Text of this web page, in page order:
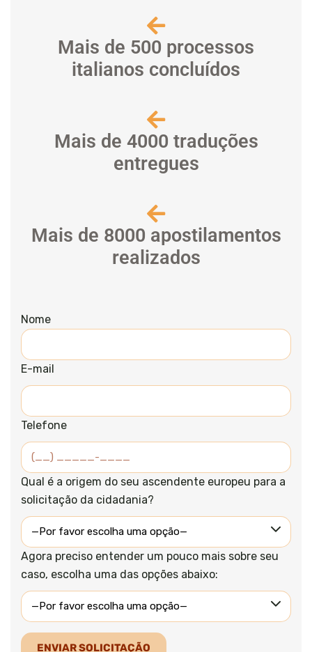
Mais de 500 processos
italianos concluídos
Mais de 4000 traduções
entregues
Mais de 8000 apostilamentos
realizados
Nome
E-mail
Telefone
Qual é a origem do seu ascendente europeu para a
solicitação da cidadania?
Agora preciso entender um pouco mais sobre seu
caso, escolha uma das opções abaixo: